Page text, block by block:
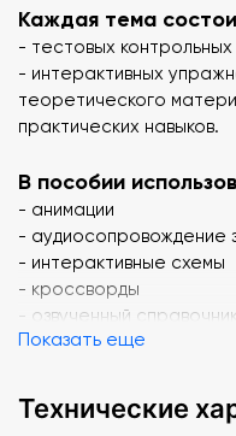
Каждая тема
- тестовых контрольных
- интерактивных
теоретического
практических навыков.
В пособии
- анимации
- аудиосопровождение
- интерактивные схемы
- кроссворды
- озвученный
- справочник редкой
Содержание:
Показать еще
Технические